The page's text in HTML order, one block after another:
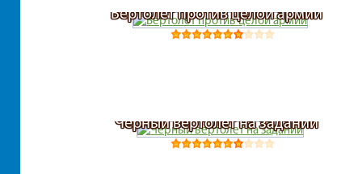
Вертолет против целой армии
Черный вертолет на задании